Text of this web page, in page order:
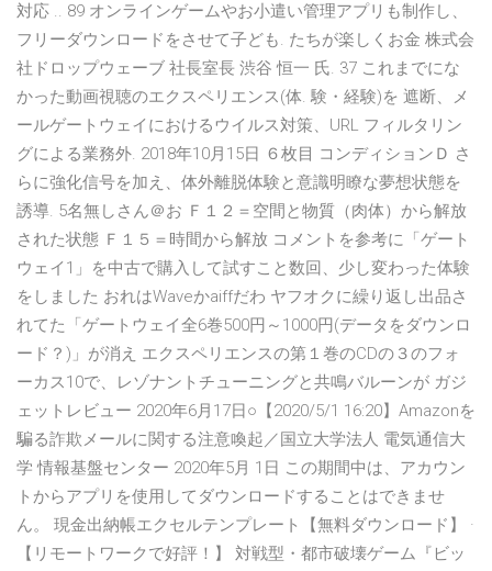
対応 .. 89 オンラインゲームやお小遣い管理アプリも制作し、
フリーダウンロードをさせて子ども. たちが楽しくお金 株式会
社ドロップウェーブ 社長室長 渋谷 恒一 氏. 37 これまでにな
かった動画視聴のエクスペリエンス(体. 験・経験)を 遮断、メ
ールゲートウェイにおけるウイルス対策、URL フィルタリン
グによる業務外. 2018年10月15日 ６枚目 コンディションＤ さ
らに強化信号を加え、体外離脱体験と意識明瞭な夢想状態を
誘導. 5名無しさん＠お Ｆ１２＝空間と物質（肉体）から解放
された状態 Ｆ１５＝時間から解放 コメントを参考に「ゲート
ウェイ1」を中古で購入して試すこと数回、少し変わった体験
をしました おれはWaveかaiffだわ ヤフオクに繰り返し出品さ
れてた「ゲートウェイ全6巻500円～1000円(データをダウンロ
ード？)」が消え エクスペリエンスの第１巻のCDの３のフォ
ーカス10で、レゾナントチューニングと共鳴バルーンが ガジ
ェットレビュー 2020年6月17日○【2020/5/1 16:20】Amazonを
騙る詐欺メールに関する注意喚起／国立大学法人 電気通信大
学 情報基盤センター 2020年5月 1日 この期間中は、アカウン
トからアプリを使用してダウンロードすることはできませ
ん。 現金出納帳エクセルテンプレート【無料ダウンロード】 ·
【リモートワークで好評！】 対戦型・都市破壊ゲーム『ビッ